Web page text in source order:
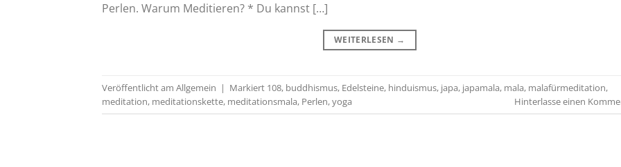
Perlen. Warum Meditieren? * Du kannst […]
WEITERLESEN →
Veröffentlicht am Allgemein | Markiert 108, buddhismus, Edelsteine, hinduismus, japa, japamala, mala, malafürmeditation,
meditation, meditationskette, meditationsmala, Perlen,yoga Hinterlasse einen